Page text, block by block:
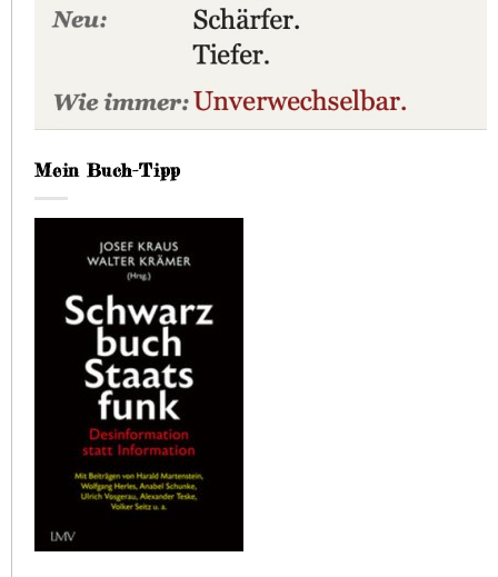
Mein Buch-Tipp